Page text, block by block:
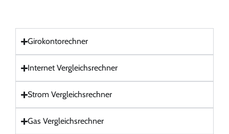
Girokontorechner
Internet Vergleichsrechner
Strom Vergleichsrechner
Gas Vergleichsrechner